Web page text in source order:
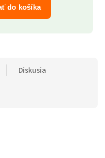
do košíka
Diskusia